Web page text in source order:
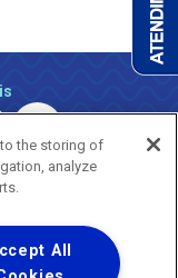
Reservados.
the storing of
analyze
All